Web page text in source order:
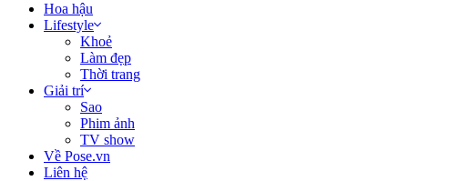
Hoa hậu
Lifestyle
Khoẻ
Làm đẹp
Thời trang
Giải trí
Sao
Phim ảnh
TV show
Về Pose.vn
Liên hệ